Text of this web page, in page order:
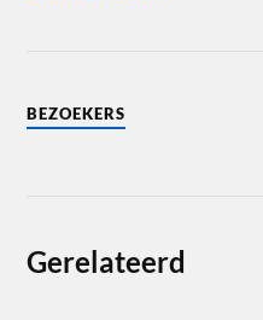
BEZOEKERS
Gerelateerd